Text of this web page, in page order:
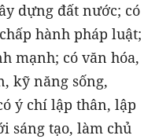
dựng đất nước; có
hành pháp luật;
mạnh; có văn hóa,
kỹ năng sống,
ý chí lập thân, lập
sáng tạo, làm chủ